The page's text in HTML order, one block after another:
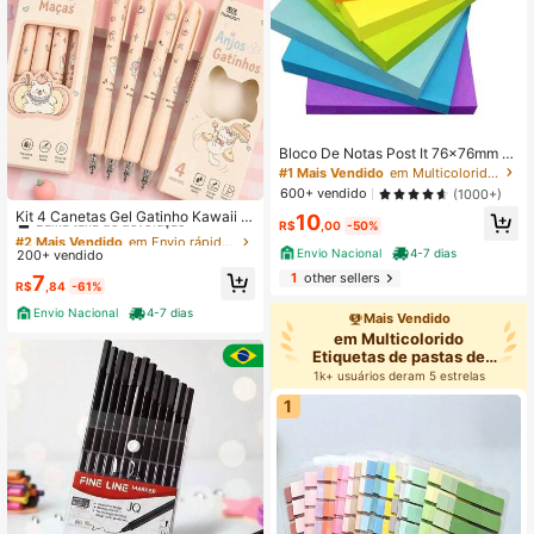
Kit 4 Canetas Gel Gatinho Kawaii 0.
5mm Tinta Preta Secagem Rápida
#2 Mais Vendido
em Envio rápido Canetas-tinteiro
Baixa taxa de devolução
#2 Mais Vendido
Baixa taxa de devolução
#2 Mais Vendido
Baixa taxa de devolução
#2 Mais Vendido
em Envio rápido Canetas-tinteiro
Baixa taxa de devolução
200+ vendido
R$7 ,84 -61%
Envio Nacional
4-7 dias
Bloco De Notas Post It 76x76mm Bl
oco Adesivo Para Anotações Colori
do
#1 Mais Vendido
em Multicolorido Blocos de Memória
600+ vendido
(1000+)
R$10 ,00 -50%
Envio Nacional
4-7 dias
1other sellers
Mais Vendido
em Multicolorido
Etiquetas de pastas de
arquivos
1k+ usuários deram 5 estrelas
1